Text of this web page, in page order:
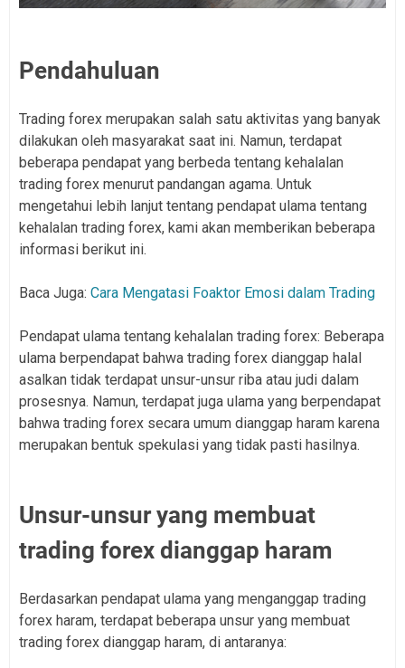
Pendahuluan
Trading forex merupakan salah satu aktivitas yang banyak
dilakukan oleh masyarakat saat ini. Namun, terdapat
beberapa pendapat yang berbeda tentang kehalalan
trading forex menurut pandangan agama. Untuk
mengetahui lebih lanjut tentang pendapat ulama tentang
kehalalan trading forex, kami akan memberikan beberapa
informasi berikut ini.
Baca Juga: Cara Mengatasi Foaktor Emosi dalam Trading
Pendapat ulama tentang kehalalan trading forex: Beberapa
ulama berpendapat bahwa trading forex dianggap halal
asalkan tidak terdapat unsur-unsur riba atau judi dalam
prosesnya. Namun, terdapat juga ulama yang berpendapat
bahwa trading forex secara umum dianggap haram karena
merupakan bentuk spekulasi yang tidak pasti hasilnya.
Unsur-unsur yang membuat
trading forex dianggap haram
Berdasarkan pendapat ulama yang menganggap trading
forex haram, terdapat beberapa unsur yang membuat
trading forex dianggap haram, di antaranya: